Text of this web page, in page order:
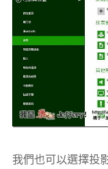
我們也可以選擇投